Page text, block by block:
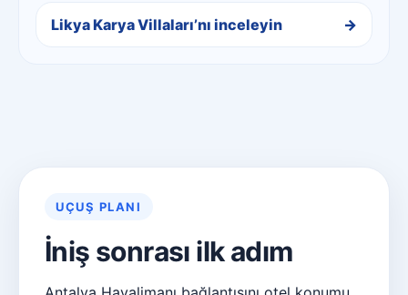
Likya Karya Villaları’nı inceleyin
UÇUŞ PLANI
İniş sonrası ilk adım